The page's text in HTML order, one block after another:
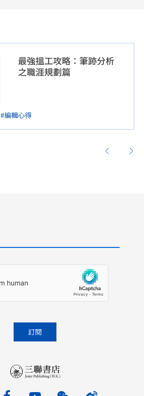
最強搵工攻略：筆跡分析
之職涯規劃篇
#編輯心得